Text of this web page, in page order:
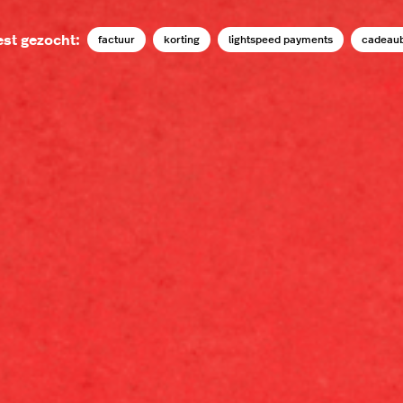
gezocht: factuur korting lightspeed payments